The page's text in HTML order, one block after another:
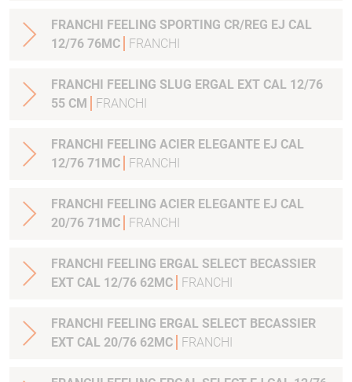
FRANCHI FEELING SPORTING CR/REG EJ CAL
12/76 76MC
FRANCHI
FRANCHI FEELING SLUG ERGAL EXT CAL 12/76
55 CM
FRANCHI
FRANCHI FEELING ACIER ELEGANTE EJ CAL
12/76 71MC
FRANCHI
FRANCHI FEELING ACIER ELEGANTE EJ CAL
20/76 71MC
FRANCHI
FRANCHI FEELING ERGAL SELECT BECASSIER
EXT CAL 12/76 62MC
FRANCHI
FRANCHI FEELING ERGAL SELECT BECASSIER
EXT CAL 20/76 62MC
FRANCHI